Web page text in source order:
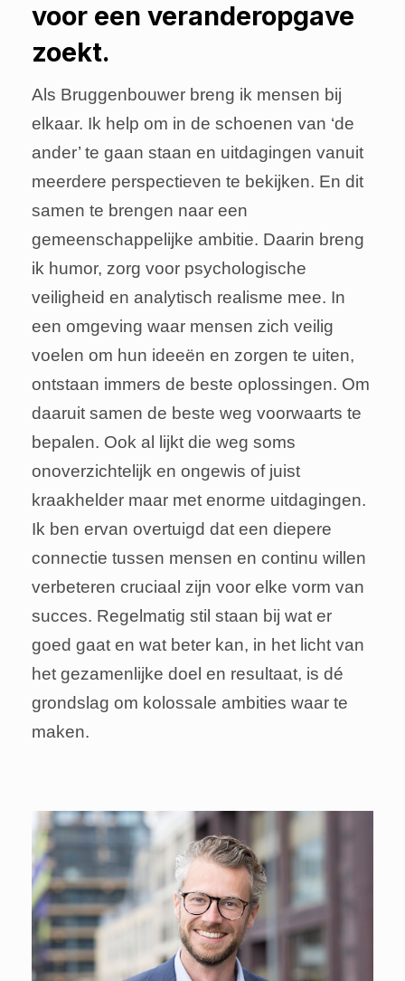
voor een veranderopgave
zoekt.
Als Bruggenbouwer breng ik mensen bij
elkaar. Ik help om in de schoenen van ‘de
ander’ te gaan staan en uitdagingen vanuit
meerdere perspectieven te bekijken. En dit
samen te brengen naar een
gemeenschappelijke ambitie. Daarin breng
ik humor, zorg voor psychologische
veiligheid en analytisch realisme mee. In
een omgeving waar mensen zich veilig
voelen om hun ideeën en zorgen te uiten,
ontstaan immers de beste oplossingen. Om
daaruit samen de beste weg voorwaarts te
bepalen. Ook al lijkt die weg soms
onoverzichtelijk en ongewis of juist
kraakhelder maar met enorme uitdagingen.
Ik ben ervan overtuigd dat een diepere
connectie tussen mensen en continu willen
verbeteren cruciaal zijn voor elke vorm van
succes. Regelmatig stil staan bij wat er
goed gaat en wat beter kan, in het licht van
het gezamenlijke doel en resultaat, is dé
grondslag om kolossale ambities waar te
maken.